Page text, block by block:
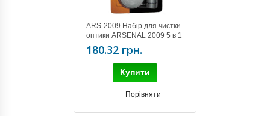
ARS-2009 Набір для чистки
оптики ARSENAL 2009 5 в 1
180.32 грн.
Купити
Порівняти